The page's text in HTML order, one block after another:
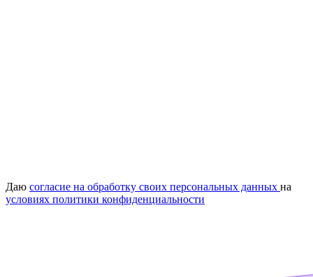
Даю согласие на обработку своих персональных данных на
условиях политики конфиденциальности